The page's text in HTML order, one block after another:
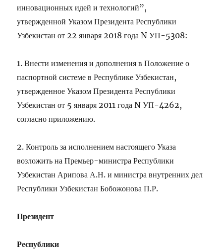
инновационных идей и технологий”,
утвержденнойУказом Президента Республики
Узбекистан от 22 января 2018 года N УП-5308:
1. Внести изменения и дополнения вПоложение о
паспортной системе в Республике Узбекистан,
утвержденноеУказом Президента Республики
Узбекистан от 5 января 2011 года N УП-4262,
согласноприложению.
2. Контроль за исполнением настоящего Указа
возложить на Премьер-министра Республики
Узбекистан Арипова А.Н. и министра внутренних дел
Республики Узбекистан Бобожонова П.Р.
Президент
Республики